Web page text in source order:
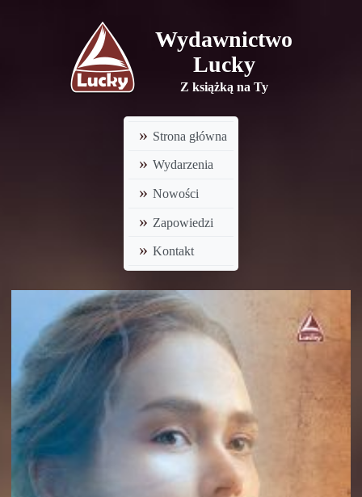
Wydawnictwo
Lucky
Z książką na Ty
Strona główna
Wydarzenia
Nowości
Zapowiedzi
Kontakt